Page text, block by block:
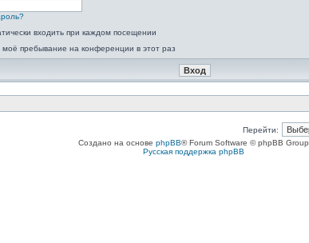
входить при каждом посещении
моё пребывание на конференции в этот раз
Перейти:
Создано на основе phpBB® Forum Software © phpBB Group
Русская поддержка phpBB